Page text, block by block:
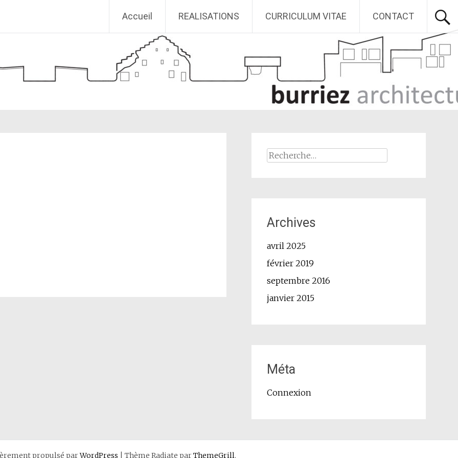
Accueil REALISATIONS CURRICULUM VITAE CONTACT
Rechercher :
Archives
avril 2025
février 2019
septembre 2016
janvier 2015
Méta
Connexion
propulsé parWordPress Thème Radiate parThemeGrill.